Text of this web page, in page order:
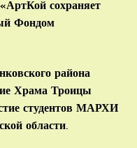
сохраняет
Фондом
района
Храма Троицы
студентов МАРХИ
области.